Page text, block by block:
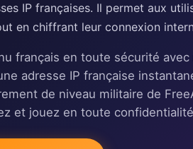
IP françaises. Il permet aux
en chiffrant leur connexion
français en toute sécurité avec
adresse IP française
de niveau militaire de
et jouez en toute